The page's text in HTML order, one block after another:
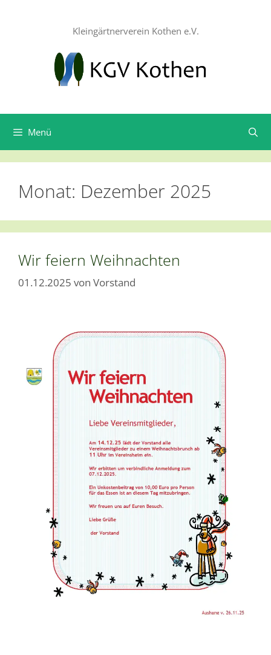
Kleingärtnerverein Kothen e.V.
Menü
Monat: Dezember 2025
Wir feiern Weihnachten
01.12.2025 von Vorstand